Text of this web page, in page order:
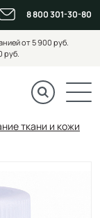
8 800 301-30-80
от 5 900 руб.
руб.
ткани и кожи